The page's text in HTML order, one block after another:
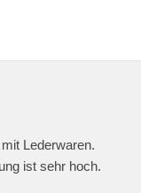
Lederwaren.
ist sehr hoch.